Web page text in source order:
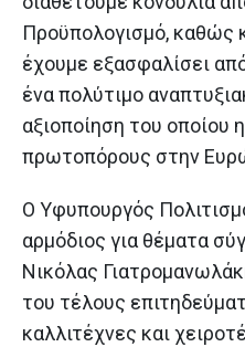
Προϋπολογισμό, καθώς
έχουμε εξασφαλίσει
ένα πολύτιμο
αξιοποίηση του οποίου
πρωτοπόρους στην
Ο Υφυπουργός
αρμόδιος για θέματα
Νικόλας
του τέλους
καλλιτέχνες και